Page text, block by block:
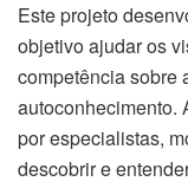
Este projeto
objetivo ajudar os
competência sobre
autoconhecimento.
por especialistas,
descobrir e